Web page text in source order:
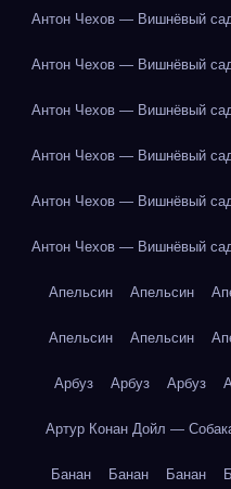
Антон Чехов — Вишнёвый
Антон Чехов — Вишнёвый
Антон Чехов — Вишнёвый
Антон Чехов — Вишнёвый
Антон Чехов — Вишнёвый
Антон Чехов — Вишнёвый
Апельсин Апельсин
Апельсин Апельсин
Арбуз Арбуз Арбуз
Артур Конан Дойл —
Банан Банан Банан